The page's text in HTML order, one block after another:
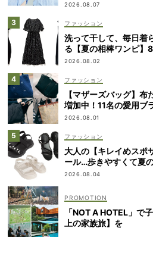
2026.08.07
ファッション
洗って干して、毎日着
る【夏の相棒ワンピ】
2026.08.02
ファッション
【マザーズバッグ】布
増加中！11名の愛用ブ
2026.08.01
ファッション
大人の【キレイめスポ
ール…歩きやすくて夏
2026.08.04
「NOT A HOTEL」で
上の家族旅】を